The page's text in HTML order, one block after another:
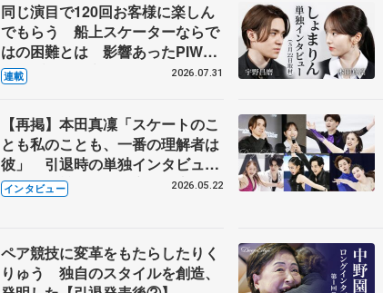
同じ演目で120回お客様に楽しん
でもらう 船上スケーターならで
はの困難とは 影響あったPIW前
キャプテン松永さんの存在
連載 2026.07.31
【再掲】本田真凜「スケートのこ
とも私のことも、一番の理解者は
彼」 引退時の単独インタビュー
で語った競技人生や家族、恋人、
これからの夢…
インタビュー 2026.05.22
ペア競技に変革をもたらしたりく
りゅう 独自のスタイルを創造、